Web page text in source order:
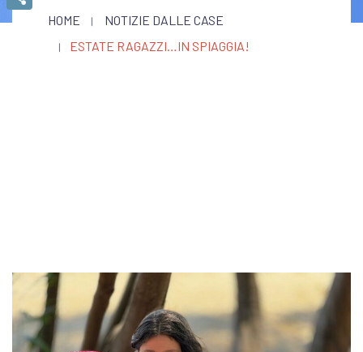
HOME
NOTIZIE DALLE CASE
ESTATE RAGAZZI…IN SPIAGGIA!
Condividi